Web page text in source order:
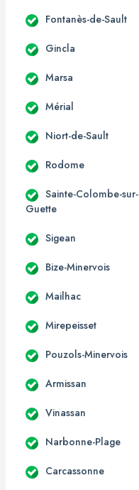
Fontanès-de-Sault
Gincla
Marsa
Mérial
Niort-de-Sault
Rodome
Sainte-Colombe-sur-
Guette
Sigean
Bize-Minervois
Mailhac
Mirepeisset
Pouzols-Minervois
Armissan
Vinassan
Narbonne-Plage
Carcassonne